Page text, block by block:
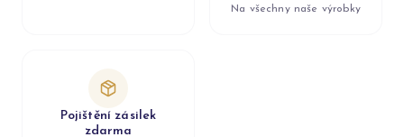
Na všechny naše výrobky
Pojištění zásilek
zdarma